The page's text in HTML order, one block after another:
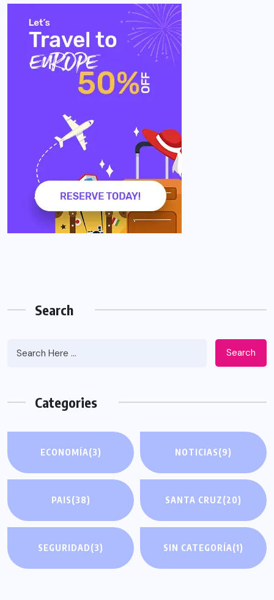
Search
Search
Categories
ECONOMÍA(3) NOTICIAS(9)
PAIS(38) SANTA CRUZ(20)
SEGURIDAD(3) SIN CATEGORÍA(1)